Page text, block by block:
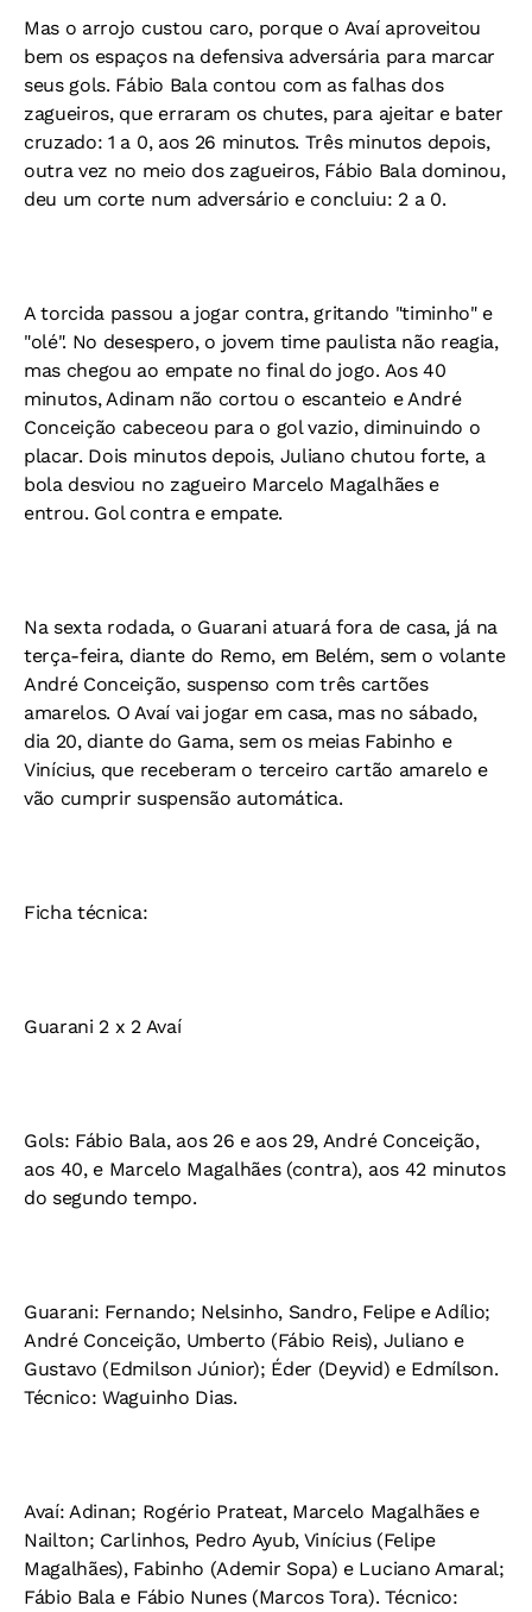
Mas o arrojo custou caro, porque o Avaí aproveitou
bem os espaços na defensiva adversária para marcar
seus gols. Fábio Bala contou com as falhas dos
zagueiros, que erraram os chutes, para ajeitar e bater
cruzado: 1 a 0, aos 26 minutos. Três minutos depois,
outra vez no meio dos zagueiros, Fábio Bala dominou,
deu um corte num adversário e concluiu: 2 a 0.
A torcida passou a jogar contra, gritando "timinho" e
"olé". No desespero, o jovem time paulista não reagia,
mas chegou ao empate no final do jogo. Aos 40
minutos, Adinam não cortou o escanteio e André
Conceição cabeceou para o gol vazio, diminuindo o
placar. Dois minutos depois, Juliano chutou forte, a
bola desviou no zagueiro Marcelo Magalhães e
entrou. Gol contra e empate.
Na sexta rodada, o Guarani atuará fora de casa, já na
terça-feira, diante do Remo, em Belém, sem o volante
André Conceição, suspenso com três cartões
amarelos. O Avaí vai jogar em casa, mas no sábado,
dia 20, diante do Gama, sem os meias Fabinho e
Vinícius, que receberam o terceiro cartão amarelo e
vão cumprir suspensão automática.
Ficha técnica:
Guarani 2 x 2 Avaí
Gols: Fábio Bala, aos 26 e aos 29, André Conceição,
aos 40, e Marcelo Magalhães (contra), aos 42 minutos
do segundo tempo.
Guarani: Fernando; Nelsinho, Sandro, Felipe e Adílio;
André Conceição, Umberto (Fábio Reis), Juliano e
Gustavo (Edmilson Júnior); Éder (Deyvid) e Edmílson.
Técnico: Waguinho Dias.
Avaí: Adinan; Rogério Prateat, Marcelo Magalhães e
Nailton; Carlinhos, Pedro Ayub, Vinícius (Felipe
Magalhães), Fabinho (Ademir Sopa) e Luciano Amaral;
Fábio Bala e Fábio Nunes (Marcos Tora). Técnico: